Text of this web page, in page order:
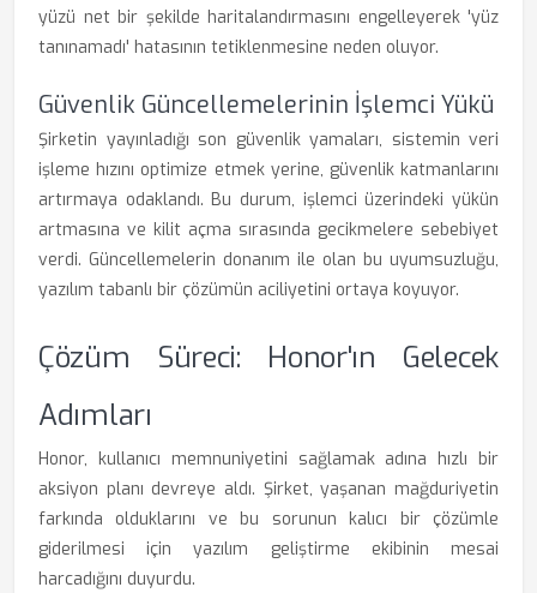
yüzü net bir şekilde haritalandırmasını engelleyerek 'yüz
tanınamadı' hatasının tetiklenmesine neden oluyor.
Güvenlik Güncellemelerinin İşlemci Yükü
Şirketin yayınladığı son güvenlik yamaları, sistemin veri
işleme hızını optimize etmek yerine, güvenlik katmanlarını
artırmaya odaklandı. Bu durum, işlemci üzerindeki yükün
artmasına ve kilit açma sırasında gecikmelere sebebiyet
verdi. Güncellemelerin donanım ile olan bu uyumsuzluğu,
yazılım tabanlı bir çözümün aciliyetini ortaya koyuyor.
Çözüm Süreci: Honor'ın Gelecek
Adımları
Honor, kullanıcı memnuniyetini sağlamak adına hızlı bir
aksiyon planı devreye aldı. Şirket, yaşanan mağduriyetin
farkında olduklarını ve bu sorunun kalıcı bir çözümle
giderilmesi için yazılım geliştirme ekibinin mesai
harcadığını duyurdu.